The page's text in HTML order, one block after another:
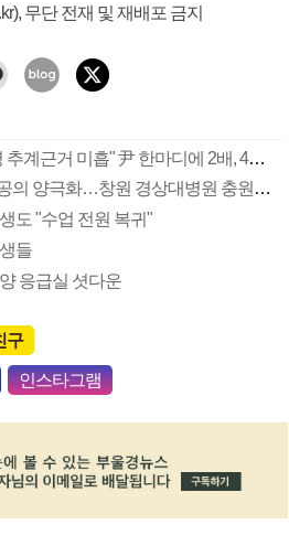
무단 전재 및 재배포 금지
감사원 "의대증원 2000명 추계근거 미흡" 尹 한마디에 2배, 4배로
국립대병원 필수과목 전공의 양극화…창원 경상대병원 충원율 23%
도 "수업 전원 복귀"
들
응급실 셧다운
구
인스타그램